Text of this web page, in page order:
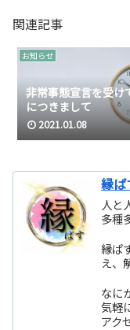
関連記事
お知らせ
非常事態宣言を受け
につきまして
2021.01.08
縁ぱ
人と
多種
縁ぱ
え、
なに
気軽
アク